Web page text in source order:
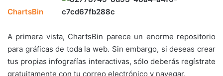
ChartsBin
A primera vista, ChartsBin parece un enorme repositorio
para gráficas de toda la web. Sin embargo, si deseas crear
tus propias infografías interactivas, sólo deberás regístrate
gratuitamente con tu correo electrónico y navegar.